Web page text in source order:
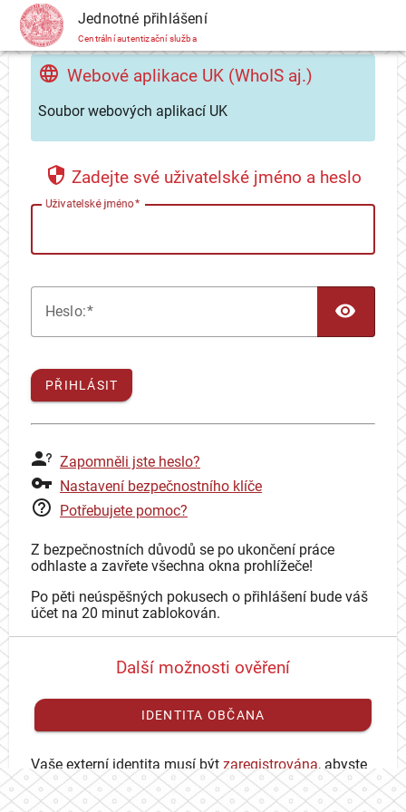
CAS Jednotné přihlášení
Centrální autentizační služba
Webové aplikace UK (WhoIS aj.)
Soubor webových aplikací UK
Zadejte své uživatelské jméno a heslo
Uživatelské jméno
Heslo:
PŘIHLÁSIT
Zapomněli jste heslo?
Nastavení bezpečnostního klíče
Potřebujete pomoc?
Z bezpečnostních důvodů se po ukončení práce
odhlaste a zavřete všechna okna prohlížeče!
Po pěti neúspěšných pokusech o přihlášení bude váš
účet na 20 minut zablokován.
Další možnosti ověření
IDENTITA OBČANA
Vaše externí identita musí být zaregistrována, abyste
se mohli přihlásit ke svému CAS účtu.